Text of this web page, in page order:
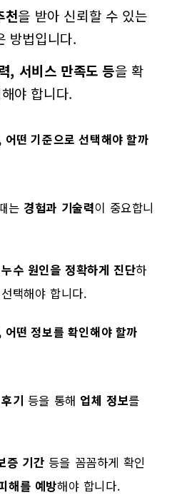
천을 받아 신뢰할 수 있는
방법입니다.
, 서비스 만족도 등을 확
야 합니다.
떤 기준으로 선택해야 할까
는 경험과 기술력이 중요합니
누수 원인을 정확하게 진단하
택해야 합니다.
떤 정보를 확인해야 할까
기 등을 통해 업체 정보를
증 기간 등을 꼼꼼하게 확인
해를 예방해야 합니다.